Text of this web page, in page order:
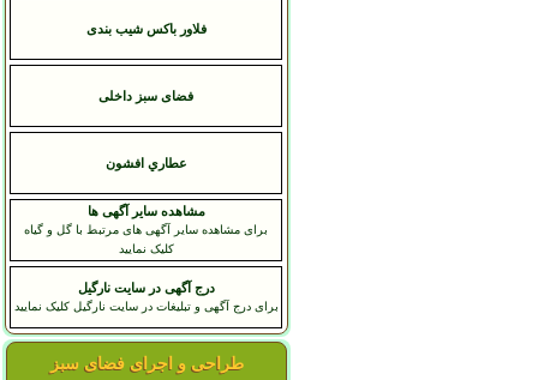
فلاور باکس شیب بندی
فضای سبز داخلی
عطاري افشون
مشاهده سایر آگهی ها
برای مشاهده سایر آگهی های مرتبط با گل و گیاه
کلیک نمایید
درج آگهی در سایت نارگیل
برای درج آگهی و تبلیغات در سایت نارگیل کلیک نمایید
طراحی و اجرای فضای سبز